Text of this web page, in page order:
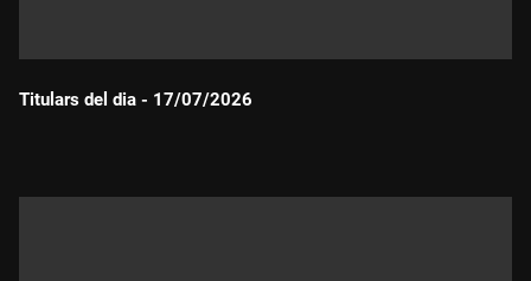
Titulars del dia - 17/07/2026